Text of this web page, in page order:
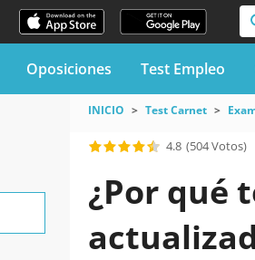
Oposiciones Test Empleo
INICIO Test Carnet
4.8 (504 Votos)
¿Por qué